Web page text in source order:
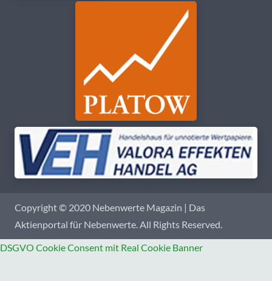
Copyright © 2020 Nebenwerte Magazin | Das
Aktienportal für Nebenwerte. All Rights Reserved.
DSGVO Cookie Consent mit Real Cookie Banner